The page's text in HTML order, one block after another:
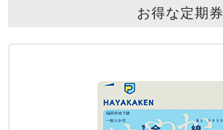
お得な定期券